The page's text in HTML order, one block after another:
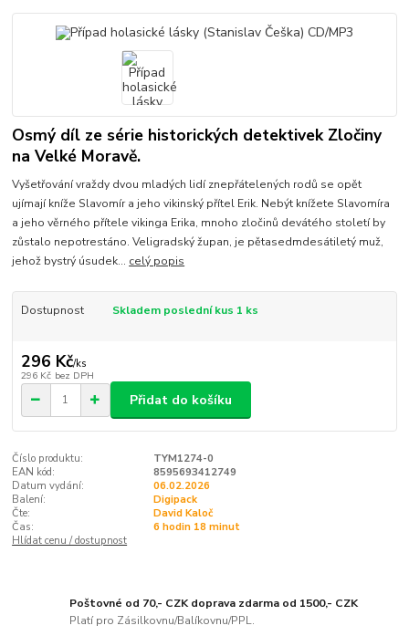
Osmý díl ze série historických detektivek Zločiny
na Velké Moravě.
Vyšetřování vraždy dvou mladých lidí znepřátelených rodů se opět
ujímají kníže Slavomír a jeho vikinský přítel Erik. Nebýt knížete Slavomíra
a jeho věrného přítele vikinga Erika, mnoho zločinů devátého století by
zůstalo nepotrestáno. Veligradský župan, je pětasedmdesátiletý muž,
jehož bystrý úsudek... celý popis
Dostupnost Skladem poslední kus 1 ks
296 Kč/ks
296 Kč bez DPH
Přidat do košíku
Číslo produktu:
TYM1274-0
EAN kód:
8595693412749
Datum vydání:
06.02.2026
Balení:
Digipack
Čte:
David Kaloč
Čas:
6 hodin 18 minut
Hlídat cenu / dostupnost
Poštovné od 70,- CZK doprava zdarma od 1500,- CZK
Platí pro Zásilkovnu/Balíkovnu/PPL.